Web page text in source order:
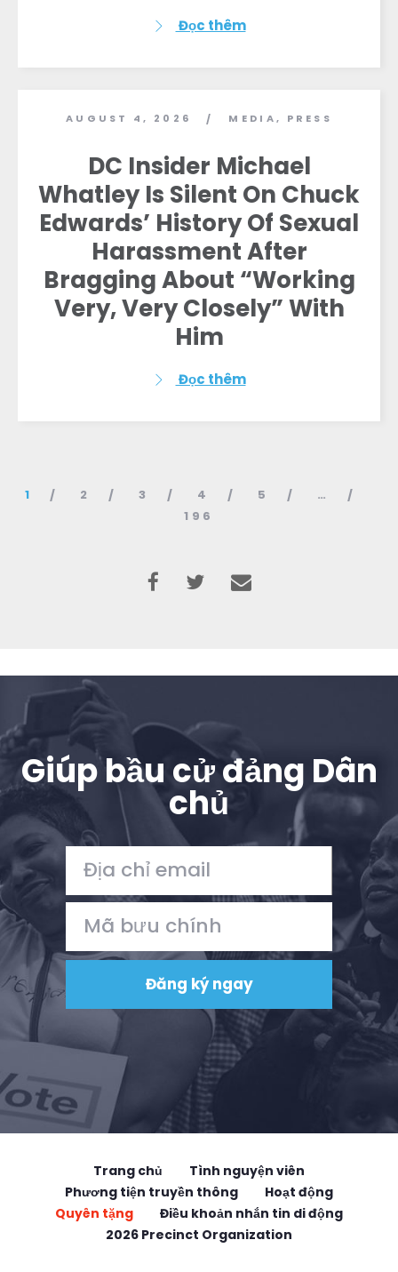
Đọc thêm
AUGUST 4, 2026 / MEDIA, PRESS
DC Insider Michael
Whatley Is Silent On Chuck
Edwards’ History Of Sexual
Harassment After
Bragging About “Working
Very, Very Closely” With
Him
Đọc thêm
1 2 3 4 5
…
196
Giúp bầu cử đảng Dân
chủ
Trang chủ
Tình nguyện viên
Phương tiện truyền thông
Hoạt động
Quyên tặng
Điều khoản nhắn tin di động
2026 Precinct Organization